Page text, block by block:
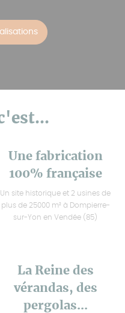
Une fabrication
100% française
Un site historique et 2 usines de
plus de 25000 m² à Dompierre-
sur-Yon en Vendée (85)
La Reine des
vérandas, des
pergolas...